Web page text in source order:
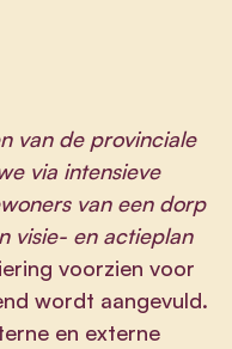
van de provinciale
via intensieve
van een dorp
visie- en actieplan
voorzien voor
wordt aangevuld.
en externe